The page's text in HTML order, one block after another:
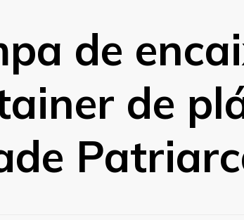
de
de